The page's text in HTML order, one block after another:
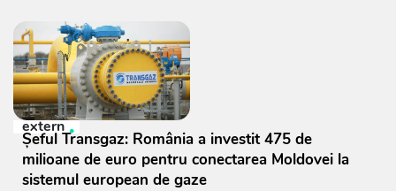
extern
Șeful Transgaz: România a investit 475 de
milioane de euro pentru conectarea Moldovei la
sistemul european de gaze